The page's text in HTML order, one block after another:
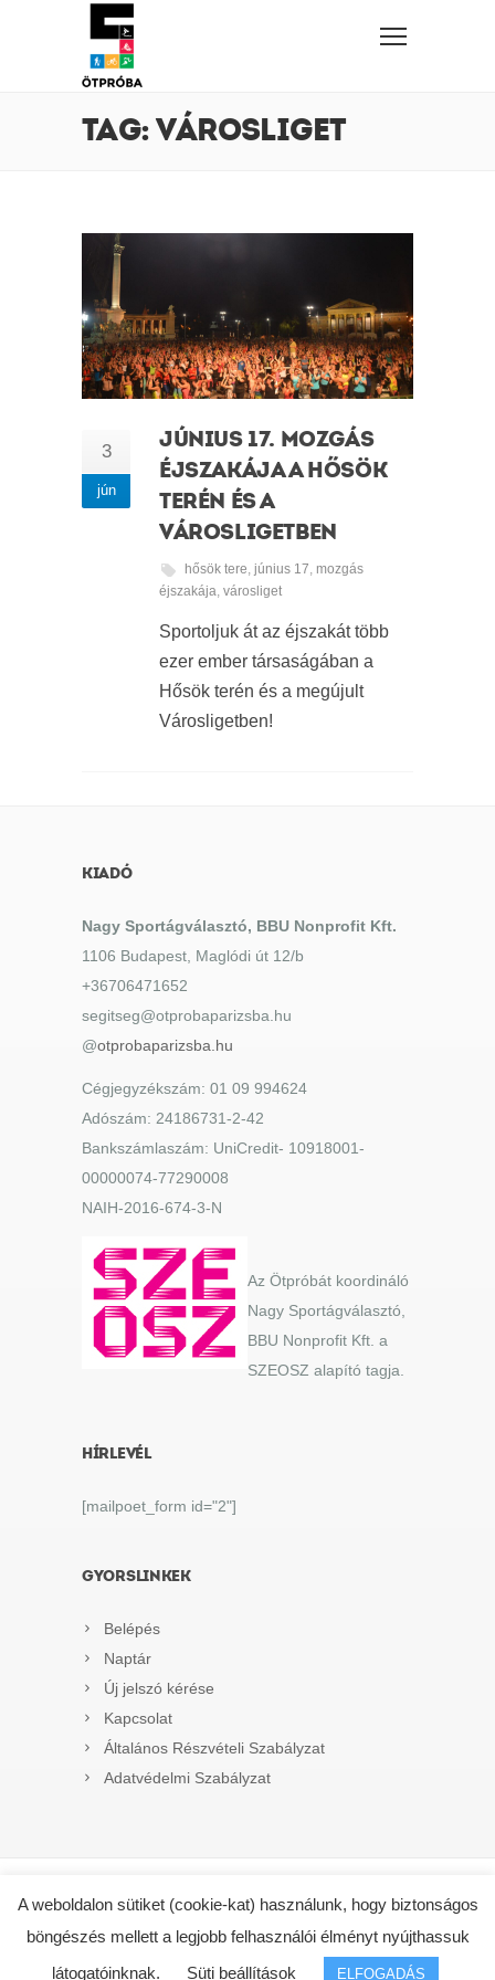
TAG: VÁROSLIGET
3
jún
JÚNIUS 17. MOZGÁS
ÉJSZAKÁJA A HŐSÖK
TERÉN ÉS A
VÁROSLIGETBEN
hősök tere, június 17, mozgás
éjszakája, városliget
Sportoljuk át az éjszakát több
ezer ember társaságában a
Hősök terén és a megújult
Városligetben!
KIADÓ
Nagy Sportágválasztó, BBU Nonprofit Kft.
1106 Budapest, Maglódi út 12/b
+36706471652
segitseg@otprobaparizsba.hu
@otprobaparizsba.hu
Cégjegyzékszám: 01 09 994624
Adószám: 24186731-2-42
Bankszámlaszám: UniCredit- 10918001-
00000074-77290008
NAIH-2016-674-3-N
Az Ötpróbát koordináló
Nagy Sportágválasztó,
BBU Nonprofit Kft. a
SZEOSZ alapító tagja.
HÍRLEVÉL
[mailpoet_form id="2"]
GYORSLINKEK
Belépés
Naptár
Új jelszó kérése
Kapcsolat
Általános Részvételi Szabályzat
Adatvédelmi Szabályzat
Az online fizetést a Barion Payment Zrt. biztosítja, MNB
engedély száma: H-EN-I-1064/2013
A weboldalon sütiket (cookie-kat) használunk, hogy biztonságos
böngészés mellett a legjobb felhasználói élményt nyújthassuk
látogatóinknak.
Süti beállítások ELFOGADÁS